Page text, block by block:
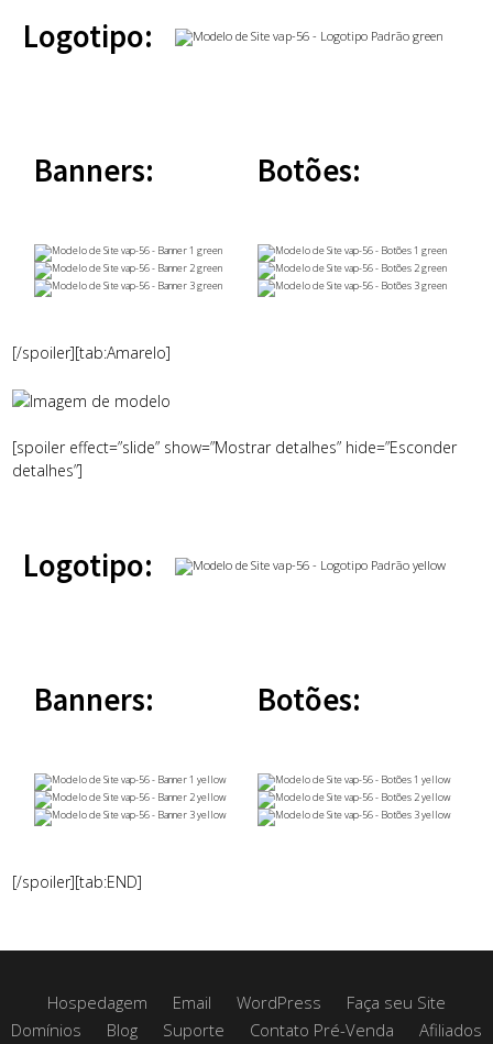
Logotipo:
Banners: Botões:
[/spoiler][tab:Amarelo]
[spoiler effect=”slide” show=”Mostrar detalhes” hide=”Esconder
detalhes”]
Logotipo:
Banners: Botões:
[/spoiler][tab:END]
Hospedagem Email WordPress
Faça seu Site
Domínios
Blog Suporte Contato Pré-Venda
Afiliados